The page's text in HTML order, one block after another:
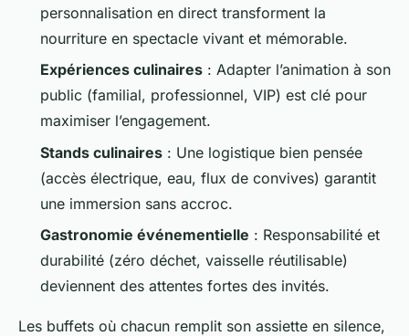
personnalisation en direct transforment la
nourriture en spectacle vivant et mémorable.
Expériences culinaires : Adapter l’animation à son
public (familial, professionnel, VIP) est clé pour
maximiser l’engagement.
Stands culinaires : Une logistique bien pensée
(accès électrique, eau, flux de convives) garantit
une immersion sans accroc.
Gastronomie événementielle : Responsabilité et
durabilité (zéro déchet, vaisselle réutilisable)
deviennent des attentes fortes des invités.
Les buffets où chacun remplit son assiette en silence,